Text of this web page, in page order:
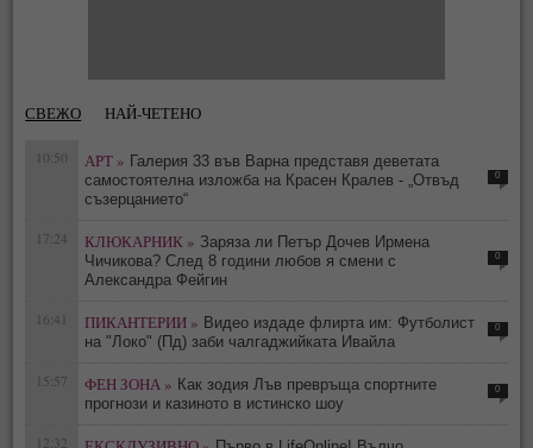
СВЕЖО НАЙ-ЧЕТЕНО
10:50 АРТ » Галерия 33 във Варна представя деветата
самостоятелна изложба на Красен Кралев - „Отвъд
съзерцанието“
0
17:24 КЛЮКАРНИК » Заряза ли Петър Дочев Ирмена
Чичикова? След 8 години любов я смени с
Александра Фейгин
0
16:41 ПИКАНТЕРИИ » Видео издаде флирта им: Футболист
на "Локо" (Пд) заби чалгаджийката Ивайла
0
15:57 ФЕН ЗОНА » Как зодия Лъв превръща спортните
прогнози и казиното в истинско шоу
0
12:32